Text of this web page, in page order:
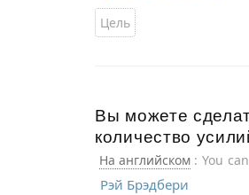
Цель
Вы можете
количество
На английском : You
Рэй Брэдбери